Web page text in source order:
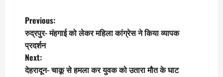
P
o
s
Previous:
रुद्रपुर- मंहगाई को लेकर महिला कांग्रेस ने किया व्यापक
प्रदर्शन
Next:
देहरादून- चाक़ू से हमला कर युवक को उतारा मौत के घाट